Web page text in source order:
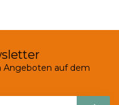
Angeboten auf dem